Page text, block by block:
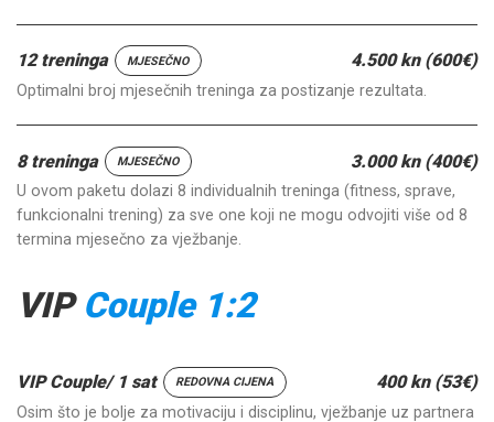
12 treninga MJESEČNO 4.500 kn (600€)
Optimalni broj mjesečnih treninga za postizanje rezultata.
8 treninga MJESEČNO 3.000 kn (400€)
U ovom paketu dolazi 8 individualnih treninga (fitness, sprave,
funkcionalni trening) za sve one koji ne mogu odvojiti više od 8
termina mjesečno za vježbanje.
VIP Couple 1:2
VIP Couple/ 1 sat REDOVNA CIJENA 400 kn (53€)
Osim što je bolje za motivaciju i disciplinu, vježbanje uz partnera